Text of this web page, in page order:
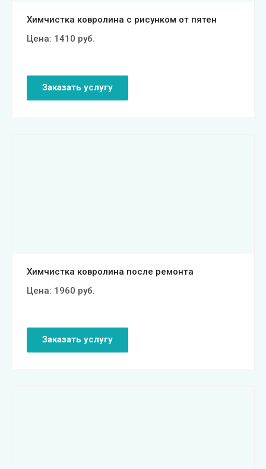
Химчистка ковролина с рисунком от пятен
Цена: 1410 руб.
Заказать услугу
Химчистка ковролина после ремонта
Цена: 1960 руб.
Заказать услугу